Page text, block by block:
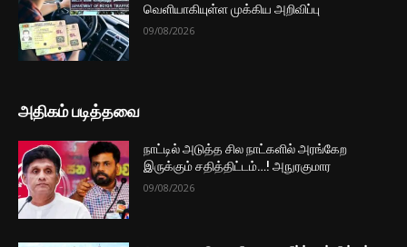
வெளியாகியுள்ள முக்கிய அறிவிப்பு
09/08/2026
அதிகம் படித்தவை
நாட்டில் அடுத்த சில நாட்களில் அரங்கேற
இருக்கும் சதித்திட்டம்…! அநுரகுமார
09/08/2026